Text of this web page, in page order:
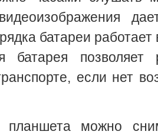
батареи работает
батарея позволяет
если нет
можно